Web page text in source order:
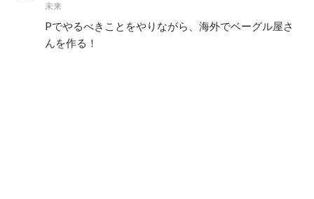
未来
Pでやるべきことをやりながら、海外でベーグル屋さ
んを作る！